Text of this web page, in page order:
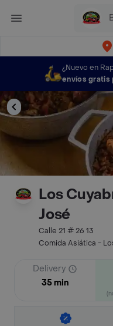
¿Nuevo en
envíos gratis
Los
José
Calle 21 # 26 13
Comida Asiática -
Delivery
35 min